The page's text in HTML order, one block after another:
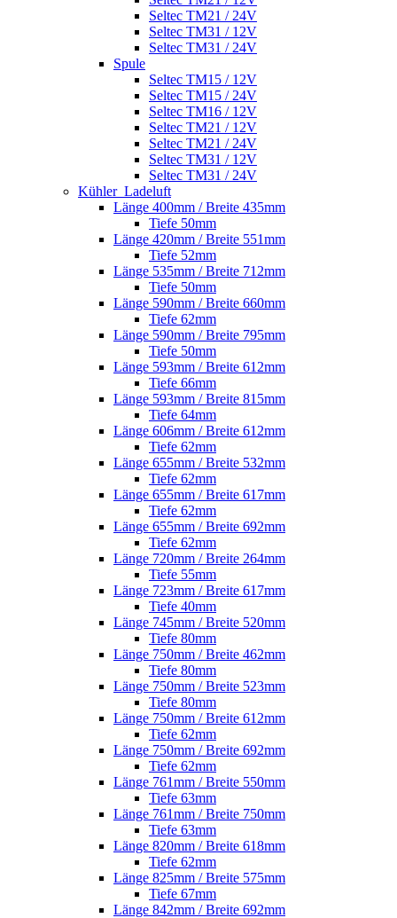
Seltec TM21 / 24V
Seltec TM31 / 12V
Seltec TM31 / 24V
Spule
Seltec TM15 / 12V
Seltec TM15 / 24V
Seltec TM16 / 12V
Seltec TM21 / 12V
Seltec TM21 / 24V
Seltec TM31 / 12V
Seltec TM31 / 24V
Kühler_Ladeluft
Länge 400mm / Breite 435mm
Tiefe 50mm
Länge 420mm / Breite 551mm
Tiefe 52mm
Länge 535mm / Breite 712mm
Tiefe 50mm
Länge 590mm / Breite 660mm
Tiefe 62mm
Länge 590mm / Breite 795mm
Tiefe 50mm
Länge 593mm / Breite 612mm
Tiefe 66mm
Länge 593mm / Breite 815mm
Tiefe 64mm
Länge 606mm / Breite 612mm
Tiefe 62mm
Länge 655mm / Breite 532mm
Tiefe 62mm
Länge 655mm / Breite 617mm
Tiefe 62mm
Länge 655mm / Breite 692mm
Tiefe 62mm
Länge 720mm / Breite 264mm
Tiefe 55mm
Länge 723mm / Breite 617mm
Tiefe 40mm
Länge 745mm / Breite 520mm
Tiefe 80mm
Länge 750mm / Breite 462mm
Tiefe 80mm
Länge 750mm / Breite 523mm
Tiefe 80mm
Länge 750mm / Breite 612mm
Tiefe 62mm
Länge 750mm / Breite 692mm
Tiefe 62mm
Länge 761mm / Breite 550mm
Tiefe 63mm
Länge 761mm / Breite 750mm
Tiefe 63mm
Länge 820mm / Breite 618mm
Tiefe 62mm
Länge 825mm / Breite 575mm
Tiefe 67mm
Länge 842mm / Breite 692mm